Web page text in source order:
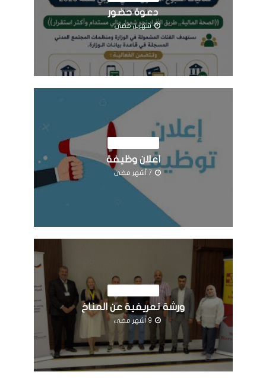
دعوة حضور
شهرين مضى
اعلان وظيفة
7 أشهر مضى
ورشة تعريفية عن المناخ
9 أشهر مضى